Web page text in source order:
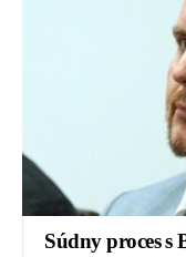
Súdny proces s